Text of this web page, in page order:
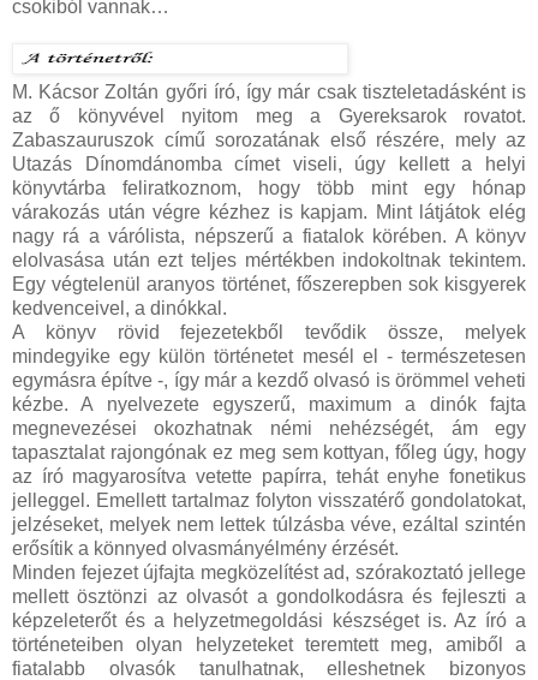
csokiból vannak…
M. Kácsor Zoltán győri író, így már csak tiszteletadásként is
az ő könyvével nyitom meg a Gyereksarok rovatot.
Zabaszauruszok című sorozatának első részére, mely az
Utazás Dínomdánomba címet viseli, úgy kellett a helyi
könyvtárba feliratkoznom, hogy több mint egy hónap
várakozás után végre kézhez is kapjam. Mint látjátok elég
nagy rá a várólista, népszerű a fiatalok körében. A könyv
elolvasása után ezt teljes mértékben indokoltnak tekintem.
Egy végtelenül aranyos történet, főszerepben sok kisgyerek
kedvenceivel, a dinókkal.
A könyv rövid fejezetekből tevődik össze, melyek
mindegyike egy külön történetet mesél el - természetesen
egymásra építve -, így már a kezdő olvasó is örömmel veheti
kézbe. A nyelvezete egyszerű, maximum a dinók fajta
megnevezései okozhatnak némi nehézségét, ám egy
tapasztalat rajongónak ez meg sem kottyan, főleg úgy, hogy
az író magyarosítva vetette papírra, tehát enyhe fonetikus
jelleggel. Emellett tartalmaz folyton visszatérő gondolatokat,
jelzéseket, melyek nem lettek túlzásba véve, ezáltal szintén
erősítik a könnyed olvasmányélmény érzését.
Minden fejezet újfajta megközelítést ad, szórakoztató jellege
mellett ösztönzi az olvasót a gondolkodásra és fejleszti a
képzeleterőt és a helyzetmegoldási készséget is. Az író a
történeteiben olyan helyzeteket teremtett meg, amiből a
fiatalabb olvasók tanulhatnak, elleshetnek bizonyos